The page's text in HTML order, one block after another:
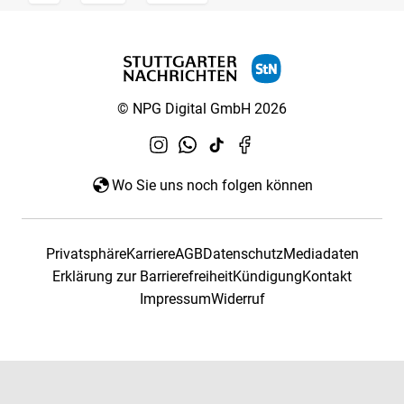
© NPG Digital GmbH 2026
Wo Sie uns noch folgen können
PrivatsphäreKarriereAGBDatenschutzMediadaten
Erklärung zur BarrierefreiheitKündigungKontakt
ImpressumWiderruf